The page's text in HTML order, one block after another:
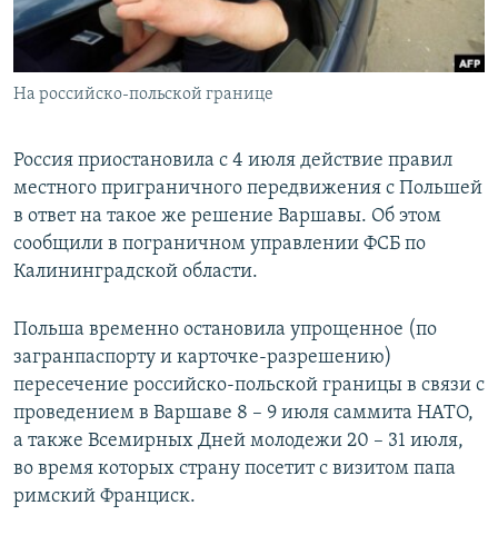
ПОБЕДИТЕЛЕЙ НЕ СУДЯТ?
КРЫМ.НЕПОКОРЕННЫЙ
ELIFBE
ПРИСОЕДИНЯЙТЕСЬ!
Все сайты RFE/RL
На российско-польской границе
Россия приостановила с 4 июля действие правил
местного приграничного передвижения с Польшей
в ответ на такое же решение Варшавы. Об этом
сообщили в пограничном управлении ФСБ по
Калининградской области.
Польша временно остановила упрощенное (по
загранпаспорту и карточке-разрешению)
пересечение российско-польской границы в связи с
проведением в Варшаве 8 – 9 июля саммита НАТО,
а также Всемирных Дней молодежи 20 – 31 июля,
во время которых страну посетит с визитом папа
римский Франциск.